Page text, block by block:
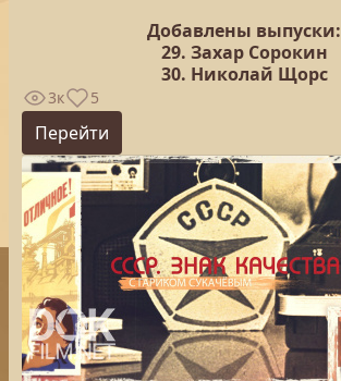
Добавлены выпуски:
29. Захар Сорокин
30. Николай Щорс
3к 5
Перейти